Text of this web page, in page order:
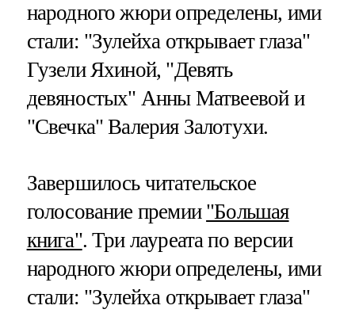
народного жюри определены, ими
стали: "Зулейха открывает глаза"
Гузели Яхиной, "Девять
девяностых" Анны Матвеевой и
"Свечка" Валерия Залотухи.
Завершилось читательское
голосование премии "Большая
книга". Три лауреата по версии
народного жюри определены, ими
стали: "Зулейха открывает глаза"